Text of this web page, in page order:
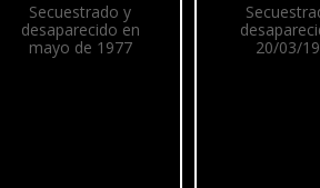
Secuestrado y
desaparecido en
mayo de 1977
20/03/